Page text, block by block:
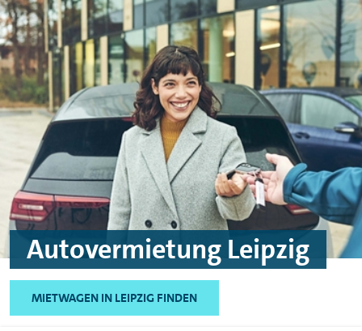
Skip to main content
Skip to footer
Autovermietung Leipzig
MIETWAGEN IN LEIPZIG FINDEN